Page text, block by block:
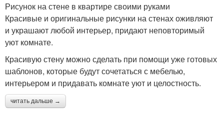
Рисунок на стене в квартире своими руками
Красивые и оригинальные рисунки на стенах оживляют
и украшают любой интерьер, придают неповторимый
уют комнате.
Красивую стену можно сделать при помощи уже готовых
шаблонов, которые будут сочетаться с мебелью,
интерьером и придавать комнате уют и целостность.
читать дальше →